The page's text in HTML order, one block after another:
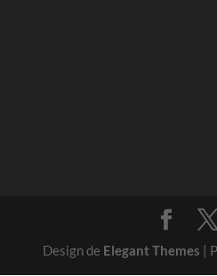
Design de Elegant Themes |